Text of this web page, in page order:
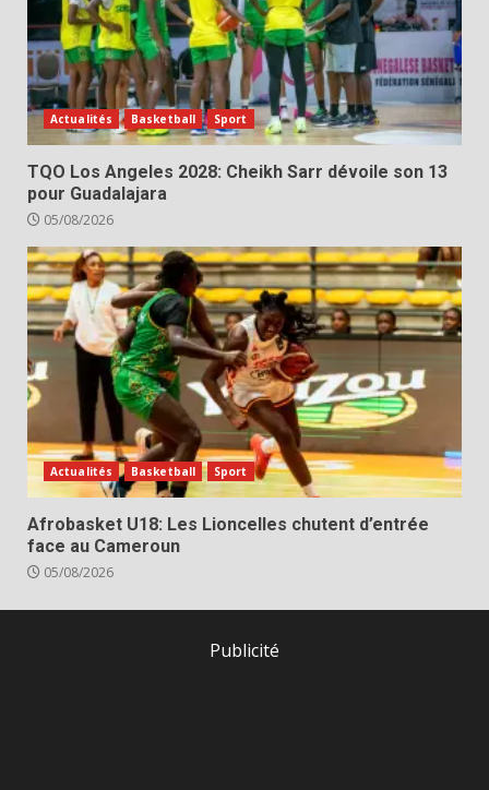
Actualités Basketball Sport
TQO Los Angeles 2028: Cheikh Sarr dévoile son 13
pour Guadalajara
05/08/2026
Actualités Basketball Sport
Afrobasket U18: Les Lioncelles chutent d’entrée
face au Cameroun
05/08/2026
Publicité